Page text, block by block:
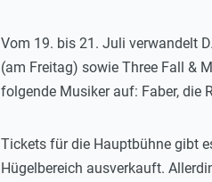
Vom 19. bis 21. Juli verwandelt
(am Freitag) sowie Three Fall &
folgende Musiker auf: Faber, die
Tickets für die Hauptbühne gibt
Hügelbereich ausverkauft.